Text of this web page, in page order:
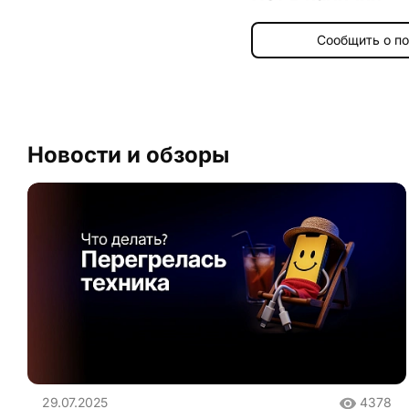
Сообщить о
Новости и обзоры
29.07.2025
4378